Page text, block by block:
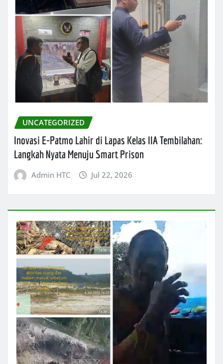
UNCATEGORIZED
Inovasi E-Patmo Lahir di Lapas Kelas IIA Tembilahan:
Langkah Nyata Menuju Smart Prison
Admin HTC Jul 22, 2026